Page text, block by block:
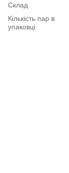
Склад
Кількість пар в
упаковці